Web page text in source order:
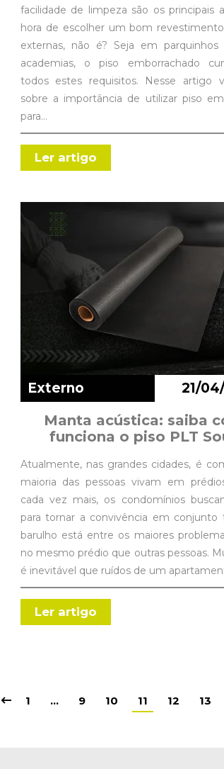
facilidade de limpeza são os principais
hora de escolher um bom
externas, não é? Seja em parquinhos
academias, o piso emborrachado
todos estes requisitos. Nesse artigo
sobre a importância de utilizar piso
para…
Ler artigo
Manta acústica: saiba
funciona o piso PLT
Externo 21/
Atualmente, nas grandes cidades, é
maioria das pessoas vivam em
cada vez mais, os condomínios
para tornar a convivência em conjunto
barulho está entre os maiores
no mesmo prédio que outras pessoas.
é inevitável que ruídos de um
Ler artigo
1 … 9 10 11 12 13